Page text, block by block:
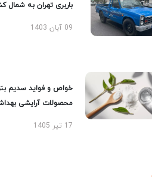
باربری تهران به شمال
09 آبان 1403
خواص و فواید سدیم
محصولات آرایشی
17 تیر 1405